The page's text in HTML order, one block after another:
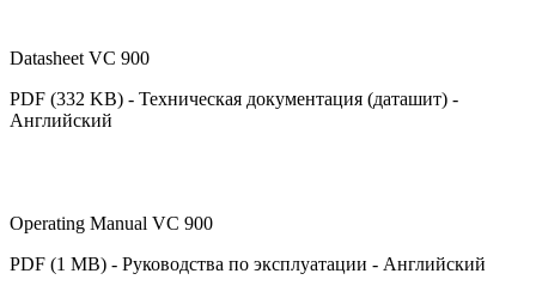
Datasheet VC 900
PDF (332 KB) - Техническая документация (даташит) -
Английский
Operating Manual VC 900
PDF (1 MB) - Руководства по эксплуатации - Английский